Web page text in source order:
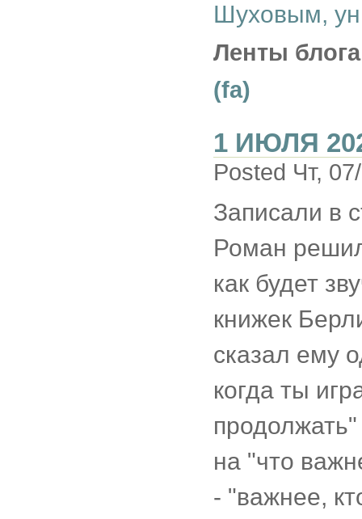
Шуховым,
Ленты
(fa)
1 ИЮЛЯ
Posted Чт,
Записали в
Роман
как будет
книжек
сказал ему
когда ты
на "что
- "важнее,